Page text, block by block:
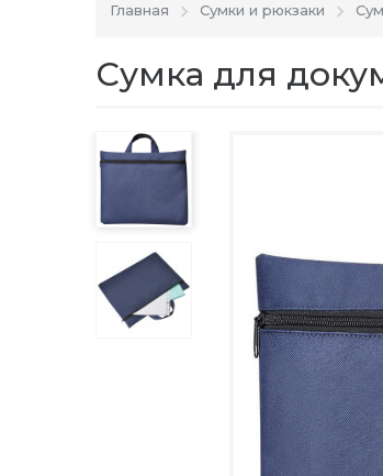
Главная Сумки и рюкзаки
Сумка для